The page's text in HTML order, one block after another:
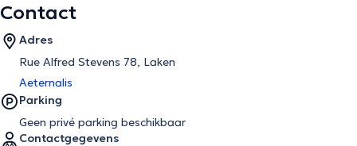
Contact
Adres
Rue Alfred Stevens 78, Laken
Aeternalis
Parking
Geen privé parking beschikbaar
Contactgegevens